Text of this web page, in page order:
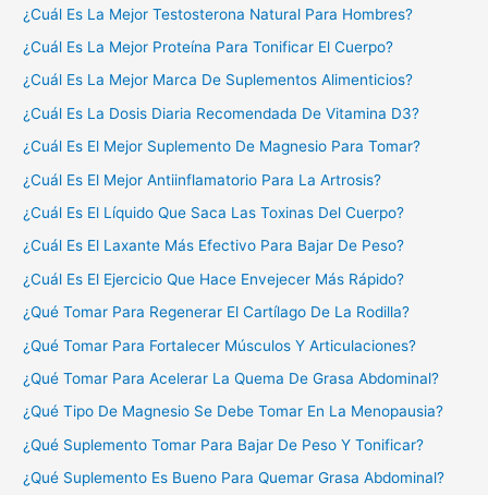
¿Cuál Es La Mejor Testosterona Natural Para Hombres?
¿Cuál Es La Mejor Proteína Para Tonificar El Cuerpo?
¿Cuál Es La Mejor Marca De Suplementos Alimenticios?
¿Cuál Es La Dosis Diaria Recomendada De Vitamina D3?
¿Cuál Es El Mejor Suplemento De Magnesio Para Tomar?
¿Cuál Es El Mejor Antiinflamatorio Para La Artrosis?
¿Cuál Es El Líquido Que Saca Las Toxinas Del Cuerpo?
¿Cuál Es El Laxante Más Efectivo Para Bajar De Peso?
¿Cuál Es El Ejercicio Que Hace Envejecer Más Rápido?
¿Qué Tomar Para Regenerar El Cartílago De La Rodilla?
¿Qué Tomar Para Fortalecer Músculos Y Articulaciones?
¿Qué Tomar Para Acelerar La Quema De Grasa Abdominal?
¿Qué Tipo De Magnesio Se Debe Tomar En La Menopausia?
¿Qué Suplemento Tomar Para Bajar De Peso Y Tonificar?
¿Qué Suplemento Es Bueno Para Quemar Grasa Abdominal?